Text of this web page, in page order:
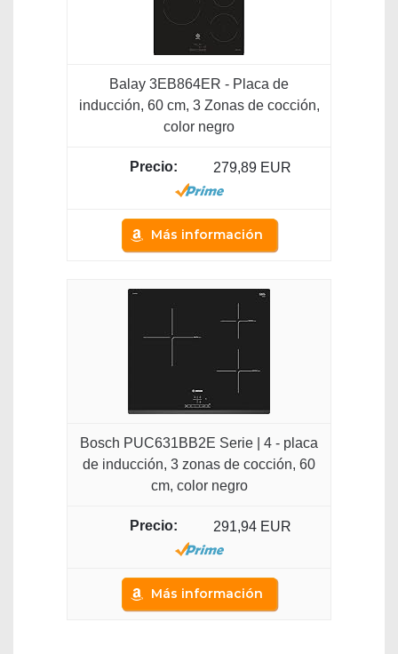
Balay 3EB864ER - Placa de
inducción, 60 cm, 3 Zonas de cocción,
color negro
279,89 EUR
Más información
Bosch PUC631BB2E Serie | 4 - placa
de inducción, 3 zonas de cocción, 60
cm, color negro
291,94 EUR
Más información